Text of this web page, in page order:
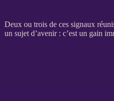
Deux ou trois de ces signaux
un sujet d’avenir : c’est un gain